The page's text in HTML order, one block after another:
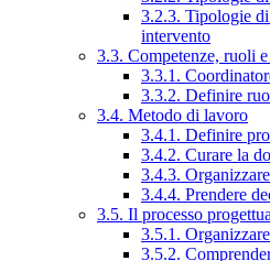
3.2.3. Tipologie
intervento
3.3. Competenze, ruoli
3.3.1.
3.3.2. Definire
3.4. Metodo di lavoro
3.4.1. Definire
3.4.2. Curare la
3.4.3.
3.4.4. Prendere
3.5. Il processo
3.5.1.
3.5.2.